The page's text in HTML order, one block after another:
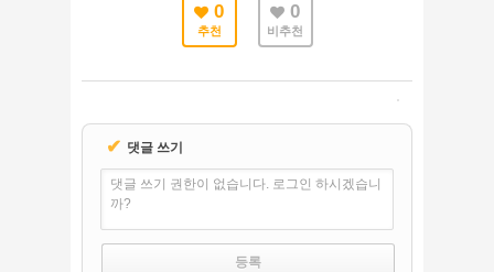
0
추천
0
비추천
✔ 댓글 쓰기
댓글 쓰기 권한이 없습니다. 로그인 하시겠습니
까?